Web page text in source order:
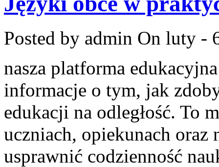
Posted by admin On luty -
nasza platforma
informacje o tym, jak
edukacji na odległość. To
uczniach, opiekunach oraz
usprawnić codzienność